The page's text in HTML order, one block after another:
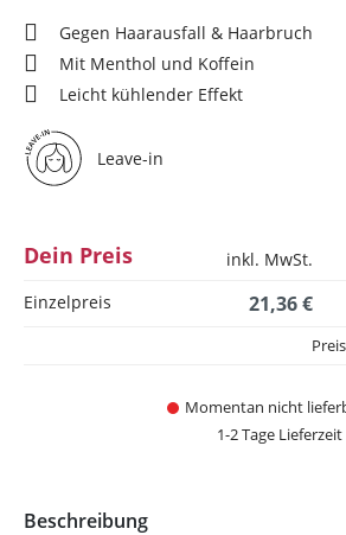
Gegen Haarausfall & Haarbruch
Mit Menthol und Koffein
Leicht kühlender Effekt
Leave-in
Dein Preis inkl. MwSt.
Einzelpreis
21,36 €
Momentan nicht
1-2 Tage Lieferzeit
Beschreibung